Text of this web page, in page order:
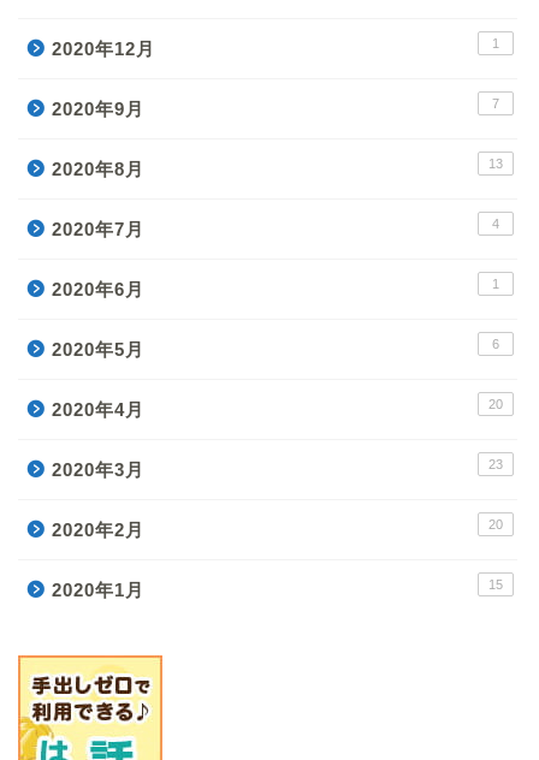
2020年12月 1
2020年9月 7
2020年8月 13
2020年7月 4
2020年6月 1
2020年5月 6
2020年4月 20
2020年3月 23
2020年2月 20
2020年1月 15